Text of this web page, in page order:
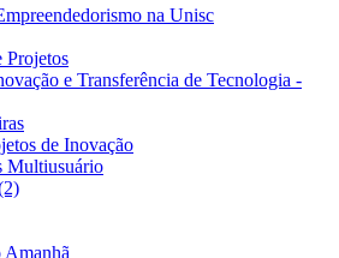
na Unisc
Projetos
e Transferência de Tecnologia -
de Inovação
Multiusuário
Amanhã